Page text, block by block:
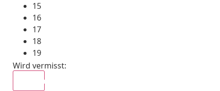
15
16
17
18
19
Wird vermisst: